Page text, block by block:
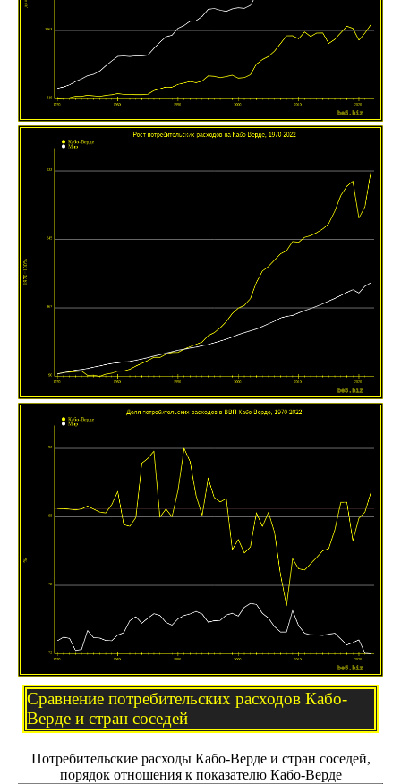
Сравнение потребительских расходов Кабо-
Верде и стран соседей
Потребительские расходы Кабо-Верде и стран соседей,
порядок отношения к показателю Кабо-Верде